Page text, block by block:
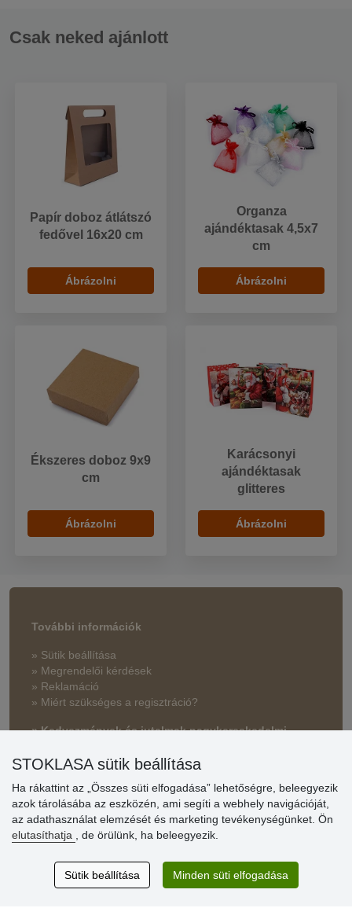
Csak neked ajánlott
Papír doboz átlátszó
fedővel 16x20 cm
Ábrázolni
Organza
ajándéktasak 4,5x7
cm
Ábrázolni
Ékszeres doboz 9x9
cm
Ábrázolni
Karácsonyi
ajándéktasak
glitteres
Ábrázolni
További információk
» Sütik beállítása
» Megrendelői kérdések
» Reklamáció
» Miért szükséges a regisztráció?
» Kedvezmények és jutalmak nagykereskedelmi
Vásárlók
Excellent service
STOKLASA sütik beállítása
Ha rákattint az „Összes süti elfogadása” lehetőségre, beleegyezik
azok tárolásába az eszközén, ami segíti a webhely navigációját,
az adathasználat elemzését és marketing tevékenységünket. Ön
elutasíthatja
, de örülünk, ha beleegyezik.
Sütik beállítása Minden süti elfogadása